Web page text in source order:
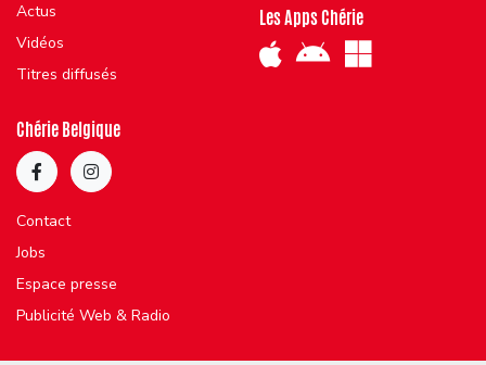
Actus
Vidéos
Titres diffusés
Les Apps Chérie
Chérie Belgique
Contact
Jobs
Espace presse
Publicité Web & Radio